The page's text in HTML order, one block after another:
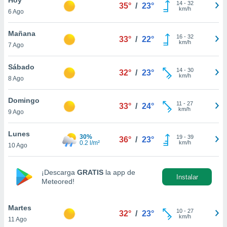
en
más
nuestra
de
aceptar
de
6 Ago
35° / 23° 14- 32
km/h
Mañana
7 Ago
33° / 22° 16- 32
km/h
Sábado
8 Ago
32° / 23° 14- 30
km/h
Domingo
9 Ago
33° / 24° 11 - 27
km/h
Lunes
10 Ago
30%
0.2 l/m²
36° / 23° 19- 39
km/h
¡Descarga GRATIS la app de
Meteored!
Instalar
Martes
11 Ago
32° / 23° 10- 27
km/h